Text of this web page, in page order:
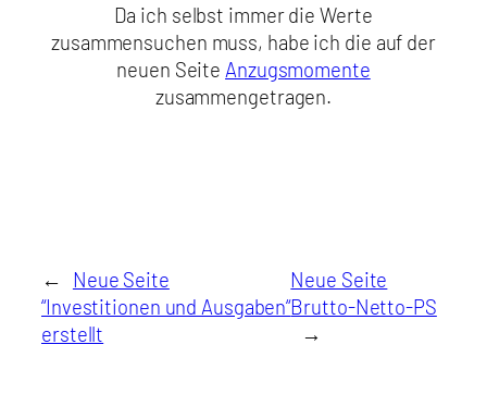
Da ich selbst immer die Werte
zusammensuchen muss, habe ich die auf der
neuen Seite Anzugsmomente
zusammengetragen.
←
Neue Seite
“Investitionen und Ausgaben“
erstellt
Neue Seite
Brutto-Netto-PS
→